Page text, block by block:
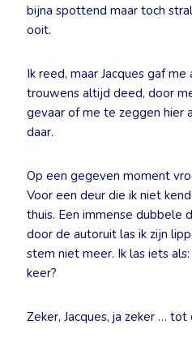
bijna spottend maar toch
ooit.
Ik reed, maar Jacques gaf
trouwens altijd deed, door
gevaar of me te zeggen hier
daar.
Op een gegeven moment
Voor een deur die ik niet
thuis. Een immense dubbele
door de autoruit las ik zijn
stem niet meer. Ik las iets
keer?
Zeker, Jacques, ja zeker …